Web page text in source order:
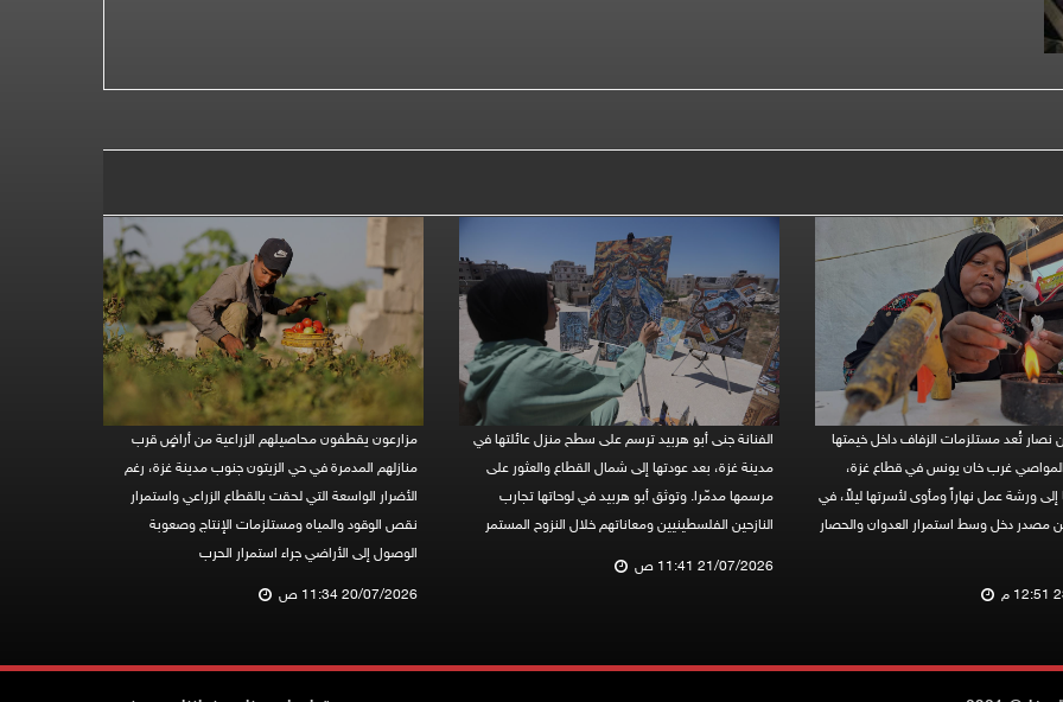
نصار تُعد مستلزمات الزفاف داخل خيمتها
غرب خان يونس في قطاع غزة،
إلى ورشة عمل نهاراً ومأوى لأسرتها ليلاً، في
مصدر دخل وسط استمرار العدوان والحصار
م
الفنانة جنى أبو هربيد ترسم على سطح منزل عائلتها في
مدينة غزة، بعد عودتها إلى شمال القطاع والعثور على
مرسمها مدمّرا. وتوثق أبو هربيد في لوحاتها تجارب
النازحين الفلسطينيين ومعاناتهم خلال النزوح المستمر
21/07/2026 11:41 ص
مزارعون يقطفون محاصيلهم الزراعية من أراضٍ قرب
منازلهم المدمرة في حي الزيتون جنوب مدينة غزة، رغم
الأضرار الواسعة التي لحقت بالقطاع الزراعي واستمرار
نقص الوقود والمياه ومستلزمات الإنتاج وصعوبة
الوصول إلى الأراضي جراء استمرار الحرب
20/07/2026 11:34 ص